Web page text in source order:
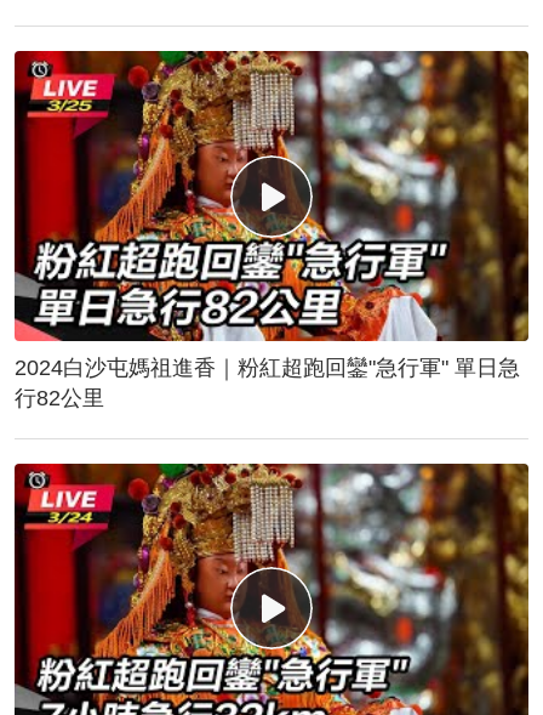
2024白沙屯媽祖進香｜粉紅超跑回鑾"急行軍" 單日急
行82公里